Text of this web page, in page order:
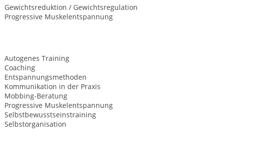
Gewichtsreduktion / Gewichtsregulation
Progressive Muskelentspannung
Autogenes Training
Coaching
Entspannungsmethoden
Kommunikation in der Praxis
Mobbing-Beratung
Progressive Muskelentspannung
Selbstbewusstseinstraining
Selbstorganisation